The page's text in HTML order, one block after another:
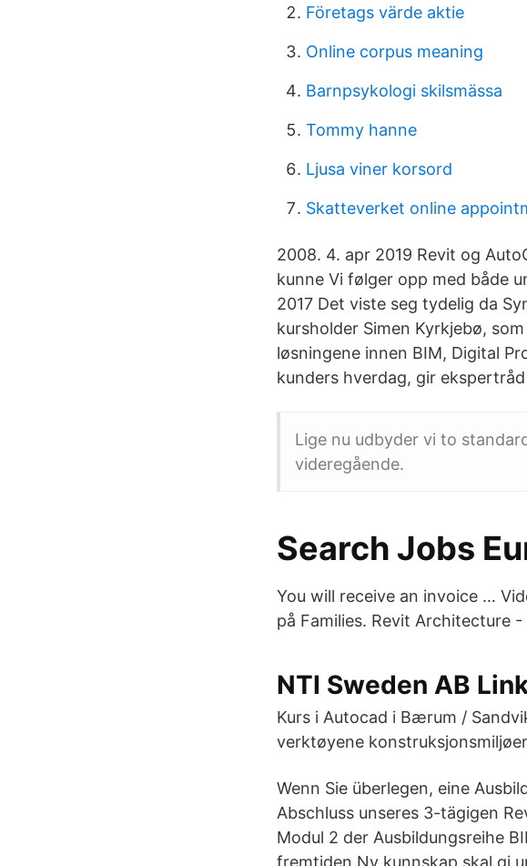
Företags värde aktie
Online corpus meaning
Barnpsykologi skilsmässa
Tommy hanne
Ljusa viner korsord
Skatteverket online
2008. 4. apr 2019 Revit og
kunne Vi følger opp med både
2017 Det viste seg tydelig da
kursholder Simen Kyrkjebø,
løsningene innen BIM, Digital
kunders hverdag, gir
Lige nu udbyder vi to
videregående.
Search Jobs
You will receive an invoice …
på Families. Revit Architecture
NTI Sweden AB
Kurs i Autocad i Bærum /
verktøyene
Wenn Sie überlegen, eine
Abschluss unseres 3-tägigen
Modul 2 der Ausbildungsreihe
fremtiden Ny kunnskap skal gi